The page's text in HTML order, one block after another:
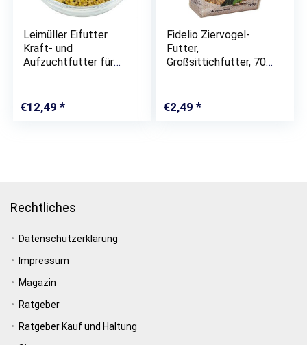
Leimüller Eifutter
Kraft- und
Aufzuchtfutter für
€12,49
Fidelio Ziervogel-
Futter,
Großsittichfutter, 700
€2,49
Rechtliches
Datenschutzerklärung
Impressum
Magazin
Ratgeber
Ratgeber Kauf und Haltung